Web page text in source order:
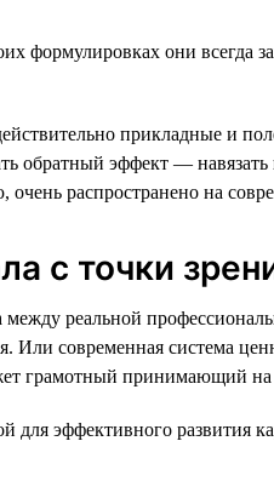
формулировках они всегда
прикладные и
обратный эффект —
распространено на
с точки
между реальной
Или современная система
грамотный принимающий на
для эффективного